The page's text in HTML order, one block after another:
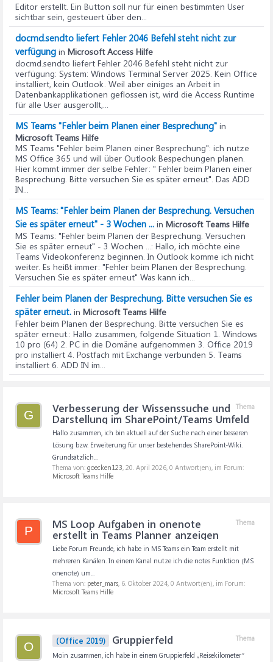
Editor erstellt. Ein Button soll nur für einen bestimmten User
sichtbar sein, gesteuert über den...
docmd.sendto liefert Fehler 2046 Befehl steht nicht zur
verfügung in Microsoft Access Hilfe
docmd.sendto liefert Fehler 2046 Befehl steht nicht zur
verfügung: System: Windows Terminal Server 2025. Kein Office
installiert, kein Outlook. Weil aber einiges an Arbeit in
Datenbankapplikationen geflossen ist, wird die Access Runtime
für alle User ausgerollt,...
MS Teams "Fehler beim Planen einer Besprechung" in
Microsoft Teams Hilfe
MS Teams "Fehler beim Planen einer Besprechung": ich nutze
MS Office 365 und will über Outlook Bespechungen planen.
Hier kommt immer der selbe Fehler: " Fehler beim Planen einer
Besprechung. Bitte versuchen Sie es später erneut". Das ADD
IN...
MS Teams: "Fehler beim Planen der Besprechung. Versuchen
Sie es später erneut" - 3 Wochen ... in Microsoft Teams Hilfe
MS Teams: "Fehler beim Planen der Besprechung. Versuchen
Sie es später erneut" - 3 Wochen ...: Hallo, ich möchte eine
Teams Videokonferenz beginnen. In Outlook komme ich nicht
weiter. Es heißt immer: "Fehler beim Planen der Besprechung.
Versuchen Sie es später erneut" Was kann ich...
Fehler beim Planen der Besprechung. Bitte versuchen Sie es
später erneut. in Microsoft Teams Hilfe
Fehler beim Planen der Besprechung. Bitte versuchen Sie es
später erneut.: Hallo zusammen, folgende Situation 1. Windows
10 pro (64) 2. PC in die Domäne aufgenommen 3. Office 2019
pro installiert 4. Postfach mit Exchange verbunden 5. Teams
installiert 6. ADD IN im...
G
Thema
Verbesserung der Wissenssuche und
Darstellung im SharePoint/Teams Umfeld
Hallo zusammen, ich bin aktuell auf der Suche nach einer besseren
Lösung bzw. Erweiterung für unser bestehendes SharePoint-Wiki.
Grundsätzlich...
Thema von: goecken123, 20. April 2026, 0 Antwort(en), im Forum:
Microsoft Teams Hilfe
P
Thema
MS Loop Aufgaben in onenote
erstellt in Teams Planner anzeigen
Liebe Forum Freunde, ich habe in MS Teams ein Team erstellt mit
mehreren Kanälen. In einem Kanal nutze ich die notes Funktion (MS
onenote) um...
Thema von: peter_mars, 6. Oktober 2024, 0 Antwort(en), im Forum:
Microsoft Teams Hilfe
O
Thema
(Office 2019) Gruppierfeld
Moin zusammen, ich habe in einem Gruppierfeld „Reisekilometer“